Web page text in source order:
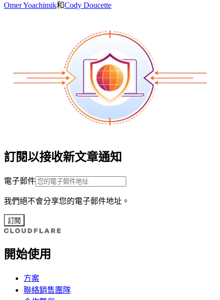
Omer Yoachimik和Cody Doucette
訂閱以接收新文章通知
電子郵件
我們絕不會分享您的電子郵件地址。
訂閱
開始使用
方案
聯絡銷售團隊